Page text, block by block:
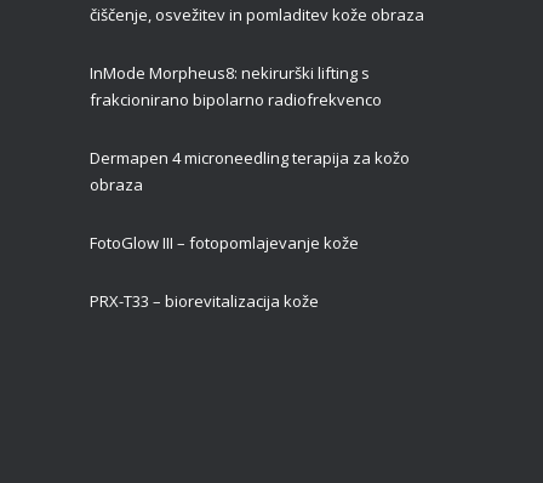
čiščenje, osvežitev in pomladitev kože obraza
InMode Morpheus8: nekirurški lifting s
frakcionirano bipolarno radiofrekvenco
Dermapen 4 microneedling terapija za kožo
obraza
FotoGlow III – fotopomlajevanje kože
PRX-T33 – biorevitalizacija kože